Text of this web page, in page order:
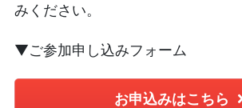
みください。
▼ご参加申し込みフォーム
お申込みはこちら